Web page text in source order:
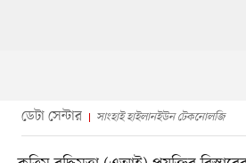
ডেটা সেন্টার সাংহাই হাইলানইউন টেকনোলজি